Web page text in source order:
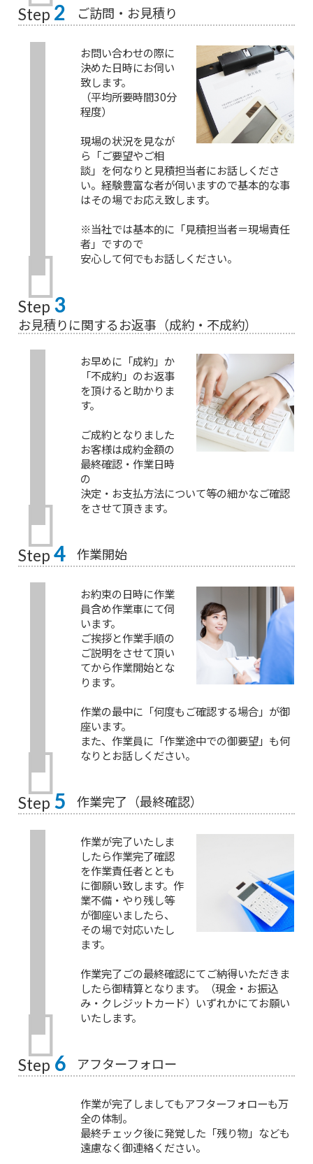
Step 2 ご訪問・お見積り
お問い合わせの際に
決めた日時にお伺い
致します。
（平均所要時間30分
程度）
現場の状況を見なが
ら「ご要望やご相
談」を何なりと見積担当者にお話しくださ
い。経験豊富な者が伺いますので基本的な事
はその場でお応え致します。
※当社では基本的に「見積担当者＝現場責任
者」ですので
安心して何でもお話しください。
Step 3
お見積りに関するお返事（成約・不成約）
お早めに「成約」か
「不成約」のお返事
を頂けると助かりま
す。
ご成約となりました
お客様は成約金額の
最終確認・作業日時
の
決定・お支払方法について等の細かなご確認
をさせて頂きます。
Step 4 作業開始
お約束の日時に作業
員含め作業車にて伺
います。
ご挨拶と作業手順の
ご説明をさせて頂い
てから作業開始とな
ります。
作業の最中に「何度もご確認する場合」が御
座います。
また、作業員に「作業途中での御要望」も何
なりとお話しください。
Step 5 作業完了（最終確認）
作業が完了いたしま
したら作業完了確認
を作業責任者ととも
に御願い致します。作
業不備・やり残し等
が御座いましたら、
その場で対応いたし
ます。
作業完了ごの最終確認にてご納得いただきま
したら御精算となります。（現金・お振込
み・クレジットカード）いずれかにてお願い
いたします。
Step 6 アフターフォロー
作業が完了しましてもアフターフォローも万
全の体制。
最終チェック後に発覚した「残り物」なども
遠慮なく御連絡ください。